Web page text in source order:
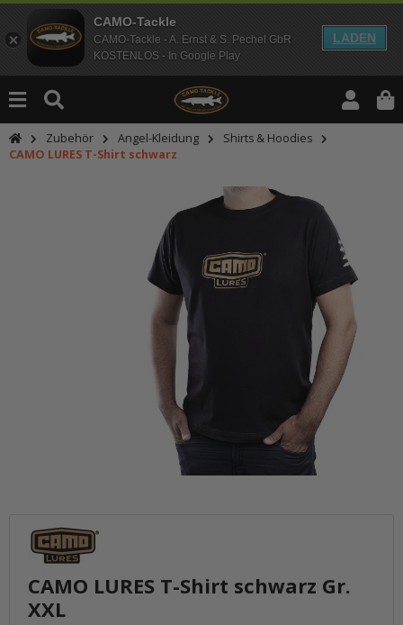
CAMO-Tackle
CAMO-Tackle - A. Ernst & S. Pechel GbR
KOSTENLOS - In Google Play
LADEN
Zubehör Angel-Kleidung
Shirts & Hoodies
CAMO LURES T-Shirt schwarz
CAMO LURES T-Shirt schwarz Gr.
XXL